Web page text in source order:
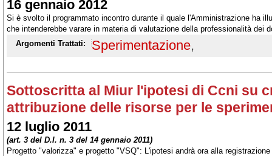
16 gennaio 2012
Si è svolto il programmato incontro durante il quale l'Amministrazione ha
che intenderebbe varare in materia di valutazione della professionalità dei
scolastici
Argomenti Trattati: Sperimentazione,
Sottoscritta al Miur l'ipotesi di Ccni su
attribuzione delle risorse per le
12 luglio 2011
(art. 3 del D.I. n. 3 del 14 gennaio 2011)
Progetto "valorizza" e progetto "VSQ": L'ipotesi andrà ora alla registrazione